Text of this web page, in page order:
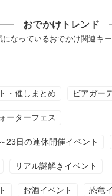
おでかけトレンド
になっているおでかけ関連キ
・催しまとめ ビアガー
ーターフェス
23日の連休開催イベント
リアル謎解きイベント
お酒イベント 恐竜